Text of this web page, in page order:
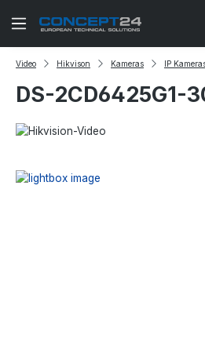
Zum Hauptinhalt springen
Video Hikvison Kameras IP
DS-2CD6425G1-